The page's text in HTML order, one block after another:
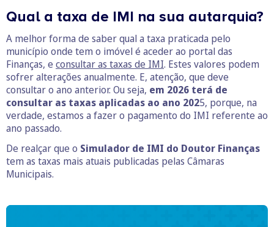
Qual a taxa de IMI na sua autarquia?
A melhor forma de saber qual a taxa praticada pelo
município onde tem o imóvel é aceder ao portal das
Finanças, e consultar as taxas de IMI. Estes valores podem
sofrer alterações anualmente. E, atenção, que deve
consultar o ano anterior. Ou seja, em 2026 terá de
consultar as taxas aplicadas ao ano 2025, porque, na
verdade, estamos a fazer o pagamento do IMI referente ao
ano passado.
De realçar que o Simulador de IMI do Doutor Finanças
tem as taxas mais atuais publicadas pelas Câmaras
Municipais.